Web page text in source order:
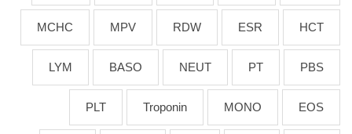
HCT
ESR
RDW
MPV
MCHC
PBS
PT
NEUT
BASO
LYM
EOS
MONO
Troponin
PLT